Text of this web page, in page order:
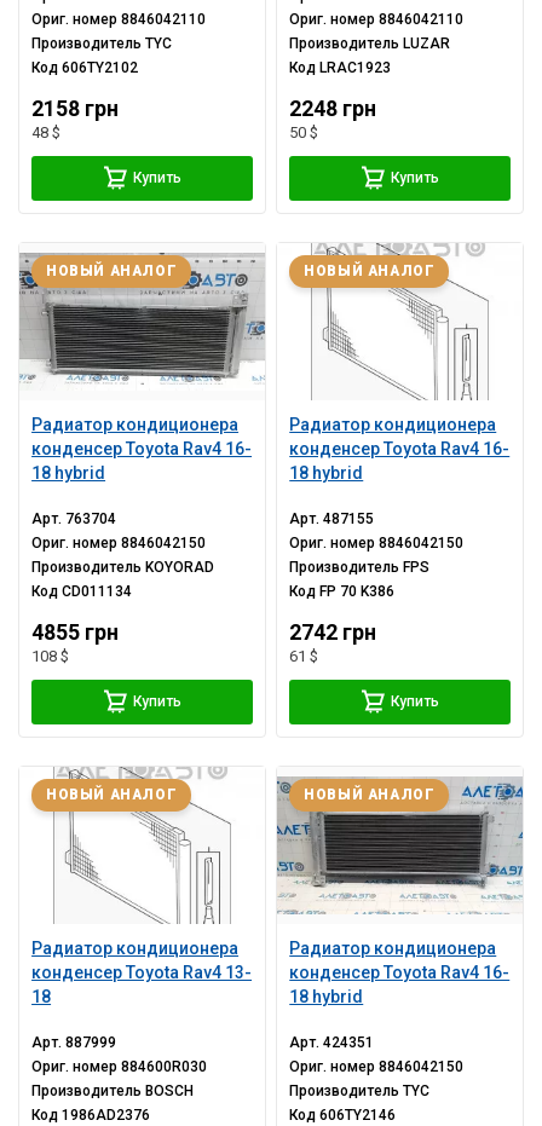
Ориг. номер8846042110
ПроизводительTYC
Код606TY2102
2158 грн
48 $
Купить
Ориг. номер8846042110
Производитель LUZAR
Код LRAC1923
2248 грн
50 $
Купить
Радиатор кондиционера
конденсер Toyota Rav4 16-
18 hybrid
НОВЫЙ АНАЛОГ
Арт. 763704
Ориг. номер8846042150
Производитель KOYORAD
КодCD011134
4855 грн
108 $
Купить
Радиатор кондиционера
конденсер Toyota Rav4 16-
18 hybrid
НОВЫЙ АНАЛОГ
Арт.487155
Ориг. номер8846042150
Производитель FPS
Код FP 70 K386
2742 грн
61 $
Купить
Радиатор кондиционера
конденсер Toyota Rav4 13-
18
НОВЫЙ АНАЛОГ
Арт.887999
Ориг. номер884600R030
Производитель BOSCH
Код1986AD2376
Радиатор кондиционера
конденсер Toyota Rav4 16-
18 hybrid
НОВЫЙ АНАЛОГ
Арт.424351
Ориг. номер8846042150
ПроизводительTYC
Код606TY2146